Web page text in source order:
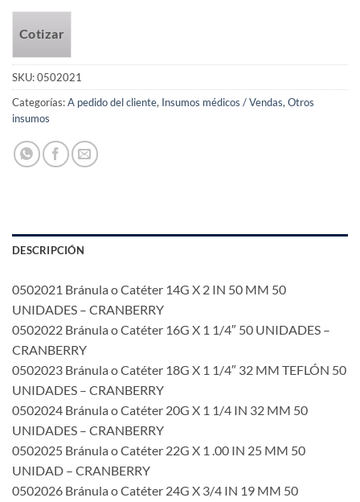
Cotizar
SKU:0502021
Categorías:A pedido del cliente, Insumos médicos / Vendas, Otros
insumos
DESCRIPCIÓN
0502021 Bránula o Catéter 14G X 2 IN 50 MM 50
UNIDADES – CRANBERRY
0502022 Bránula o Catéter 16G X 1 1/4″ 50 UNIDADES –
CRANBERRY
0502023 Bránula o Catéter 18G X 1 1/4″ 32 MM TEFLÓN 50
UNIDADES – CRANBERRY
0502024 Bránula o Catéter 20G X 1 1/4 IN 32 MM 50
UNIDADES – CRANBERRY
0502025 Bránula o Catéter 22G X 1 .00 IN 25 MM 50
UNIDAD – CRANBERRY
0502026 Bránula o Catéter 24G X 3/4 IN 19 MM 50